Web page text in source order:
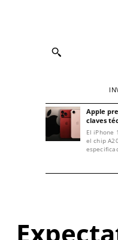
Apple
claves
El iPhone
el chip